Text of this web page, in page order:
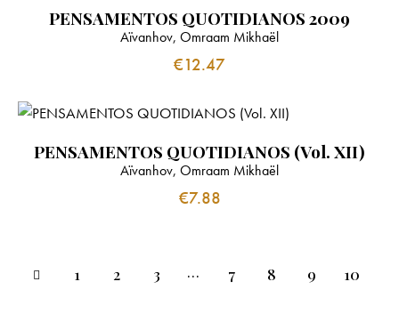
PENSAMENTOS QUOTIDIANOS 2009
Aïvanhov, Omraam Mikhaël
€12.47
PENSAMENTOS QUOTIDIANOS (Vol. XII)
Aïvanhov, Omraam Mikhaël
€7.88
1 2 3 … 7 8 9 10